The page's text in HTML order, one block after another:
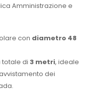
Amministrazione e
con diametro 48
totale di 3 metri, ideale
dei